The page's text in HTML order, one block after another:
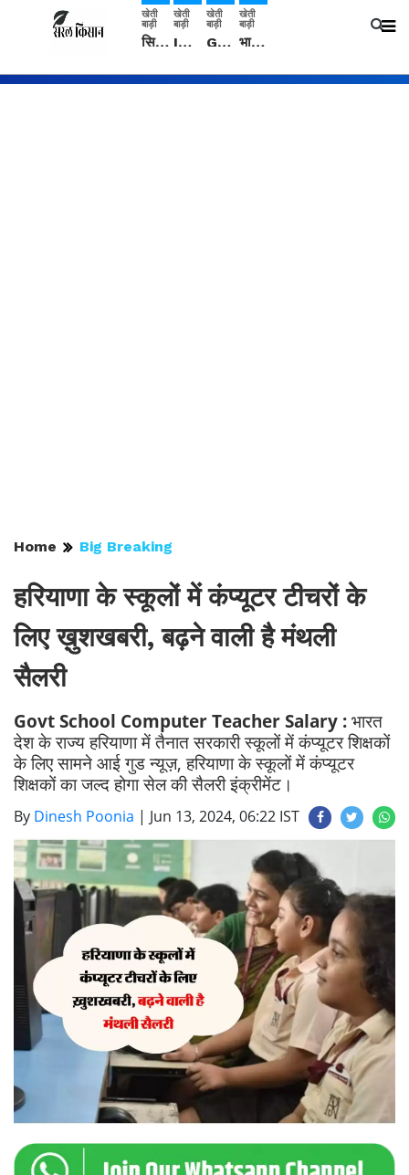
खेती
बाड़ी
सिरसा: कृषि विज्ञान केंद्र की बैठक में फसल बीमा विधि कारण व कृषि उद्यमिता बढ़ावा देने पर चर्चा
खेती
बाड़ी
IMD: राजस्थान में प्री-मानसून की सामान्य से 74% अधिक बारिश, दस्तक में देरी और मानसून कमजोर रहेगा
खेती
बाड़ी
Guar Ka Rate: ग्वार के भाव में हल्की बढ़ोतरी, बढ़ सकता है बुवाई का रकबा
खेती
बाड़ी
भारत में 29 मई से शुरु होगी प्री-मानसून बारिश, ECMWF विदेशी मौसम एजेंसी का पूर्वानुमान
Home Big Breaking
हरियाणा के स्कूलों में कंप्यूटर टीचरों के
लिए ख़ुशखबरी, बढ़ने वाली है मंथली
सैलरी
Govt School Computer Teacher Salary :भारत
देश के राज्य हरियाणा में तैनात सरकारी स्कूलों में कंप्यूटर शिक्षकों
के लिए सामने आई गुड न्यूज़, हरियाणा के स्कूलों में कंप्यूटर
शिक्षकों का जल्द होगा सेल की सैलरी इंक्रीमेंट।
By Dinesh Poonia | Jun 13, 2024, 06:22 IST